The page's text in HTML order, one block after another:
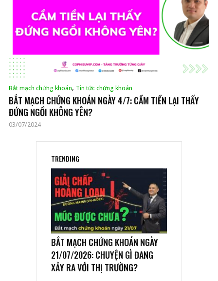
Bắt mạch chứng khoán, Tin tức chứng khoán
BẮT MẠCH CHỨNG KHOÁN NGÀY 4/7: CẦM TIỀN LẠI THẤY
ĐỨNG NGỒI KHÔNG YÊN?
03/07/2024
TRENDING
BẮT MẠCH CHỨNG KHOÁN NGÀY
21/07/2026: CHUYỆN GÌ ĐANG
XẢY RA VỚI THỊ TRƯỜNG?